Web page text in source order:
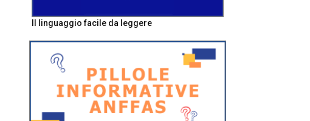
Il linguaggio facile da leggere